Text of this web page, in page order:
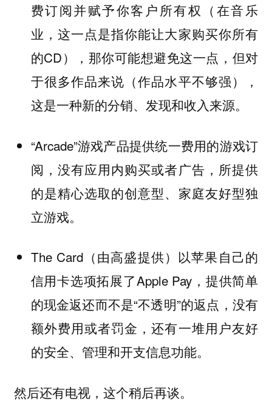
费订阅并赋予你客户所有权（在音乐
业，这一点是指你能让大家购买你所有
的CD），那你可能想避免这一点，但对
于很多作品来说（作品水平不够强），
这是一种新的分销、发现和收入来源。
“Arcade”游戏产品提供统一费用的游戏订
阅，没有应用内购买或者广告，所提供
的是精心选取的创意型、家庭友好型独
立游戏。
The Card（由高盛提供）以苹果自己的
信用卡选项拓展了Apple Pay，提供简单
的现金返还而不是“不透明”的返点，没有
额外费用或者罚金，还有一堆用户友好
的安全、管理和开支信息功能。
然后还有电视，这个稍后再谈。